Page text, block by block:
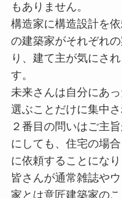
もありません。
構造家に構造設計を
の建築家がそれぞれ
り、建て主が気にさ
す。
未来さんは自分にあ
選ぶことだけに集中
２番目の問いはご主
にしても、住宅の場
に依頼することになり
皆さんが通常雑誌や
家とは意匠建築家の